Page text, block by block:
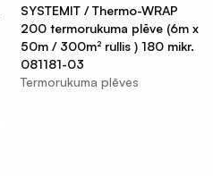
SYSTEMIT / Thermo-WRAP
200 termorukuma plēve (6m x
50m / 300m² rullis ) 180 mikr.
081181-03
Termorukuma plēves